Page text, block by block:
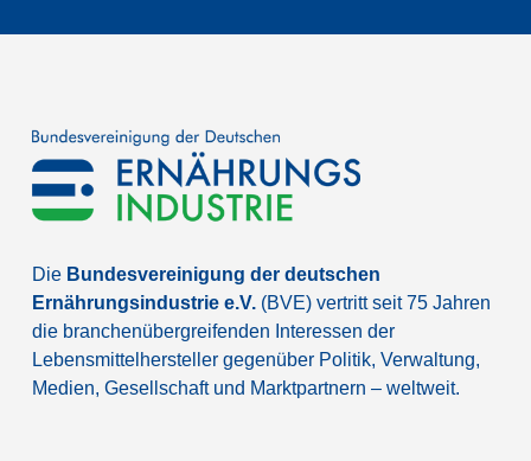
Die Bundesvereinigung der deutschen
Ernährungsindustrie e.V. (BVE) vertritt seit 75 Jahren
die branchenübergreifenden Interessen der
Lebensmittelhersteller gegenüber Politik, Verwaltung,
Medien, Gesellschaft und Marktpartnern – weltweit.